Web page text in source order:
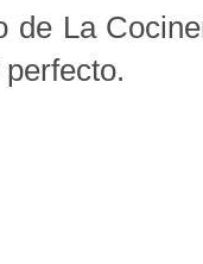
de La